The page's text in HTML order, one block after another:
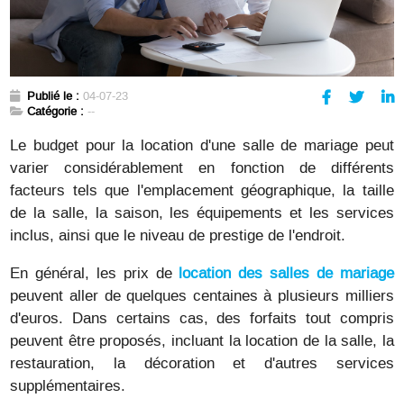
Publié le : 04-07-23
Catégorie : --
Le budget pour la location d'une salle de mariage peut
varier considérablement en fonction de différents
facteurs tels que l'emplacement géographique, la taille
de la salle, la saison, les équipements et les services
inclus, ainsi que le niveau de prestige de l'endroit.
En général, les prix de location des salles de mariage
peuvent aller de quelques centaines à plusieurs milliers
d'euros. Dans certains cas, des forfaits tout compris
peuvent être proposés, incluant la location de la salle, la
restauration, la décoration et d'autres services
supplémentaires.